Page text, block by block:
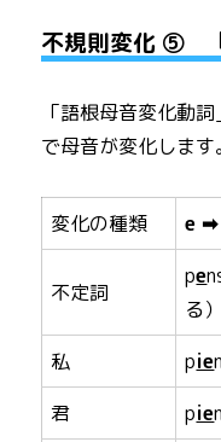
不規則変化 ⑤
「語根母音変化動
で母音が変化します。
変化の種類 e
不定詞
pe
る）
私
pie
君
pie